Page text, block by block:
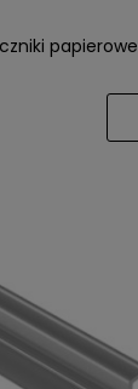
papierowe